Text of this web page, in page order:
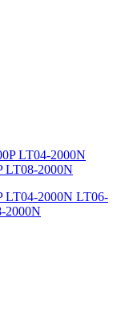
LT04-2000N LT06-
2000N